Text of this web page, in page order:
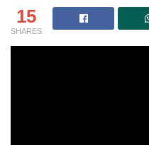
15
SHARES